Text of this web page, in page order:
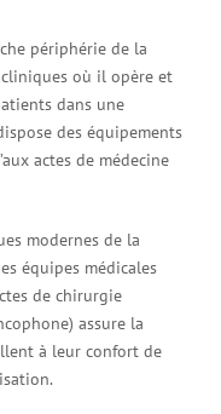
périphérie de la
où il opère et
dans une
des équipements
actes de médecine
modernes de la
équipes médicales
de chirurgie
assure la
à leur confort de